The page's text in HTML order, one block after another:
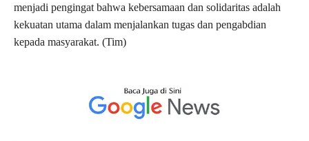
menjadi pengingat bahwa kebersamaan dan solidaritas adalah
kekuatan utama dalam menjalankan tugas dan pengabdian
kepada masyarakat. (Tim)